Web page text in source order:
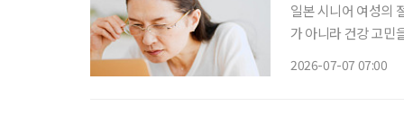
일본 시니어 여성의
가 아니라 건강 고민을
2026-07-07 07:00